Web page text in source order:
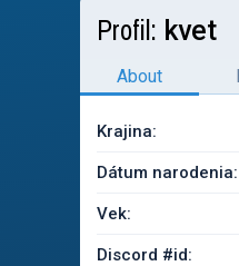
Profil: kvet
About
Krajina:
Dátum narodenia:
Vek:
Discord #id: